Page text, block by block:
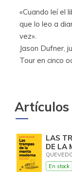
«Cuando leí el
que lo leo a
vez».
Jason Dufner,
Tour en cinco
Artículos
LAS
DE LA
En stock